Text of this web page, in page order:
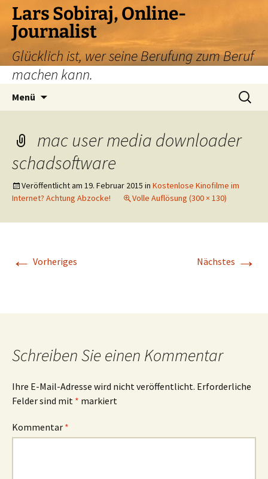
Zum
Inhalt
springen
Lars Sobiraj, Online-
Journalist
Glücklich ist, wer seine Berufung zum Beruf
machen kann.
Menü
Suchen
nach:
mac user media downloader
schadsoftware
Veröffentlicht am 19. Februar 2015 in Kostenlose Kinofilme im
Internet? Achtung Abzocke!
Volle Auflösung (300 × 130)
← Vorheriges Nächstes →
Schreiben Sie einen Kommentar
Ihre E-Mail-Adresse wird nicht veröffentlicht. Erforderliche
Felder sind mit * markiert
Kommentar *